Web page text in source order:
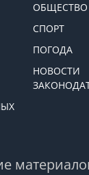
ОБЩЕСТВО
СПОРТ
ПОГОДА
НОВОСТИ